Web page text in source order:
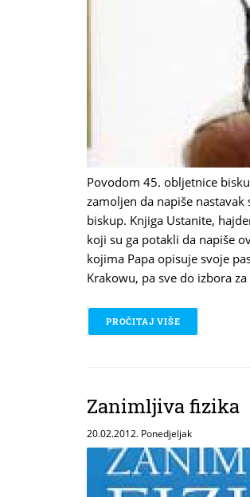
Povodom 45. obljetnice
zamoljen da napiše
biskup. Knjiga Ustanite,
koji su ga potakli da napiše
kojima Papa opisuje svoje
Krakowu, pa sve do izbora
PROČITAJ VIŠE
Zanimljiva fizika
20.02.2012. Ponedjeljak